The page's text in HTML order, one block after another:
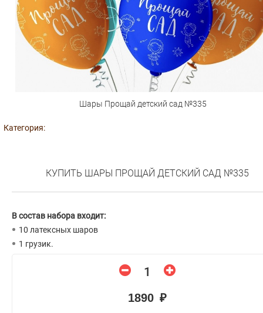
Шары Прощай детский сад №335
Категория:
КУПИТЬ ШАРЫ ПРОЩАЙ ДЕТСКИЙ САД №335
В состав набора входит:
10 латексных шаров
1 грузик.
1890 ₽